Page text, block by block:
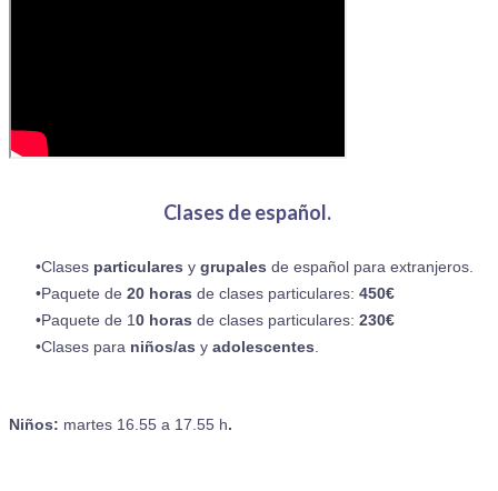
Clases de español.
Clases particulares y grupales de español para extranjeros.
Paquete de 20 horas de clases particulares: 450€
Paquete de 10 horas de clases particulares: 230€
Clases para niños/as y adolescentes
Niños: martes 16.55 a 17.55 h.